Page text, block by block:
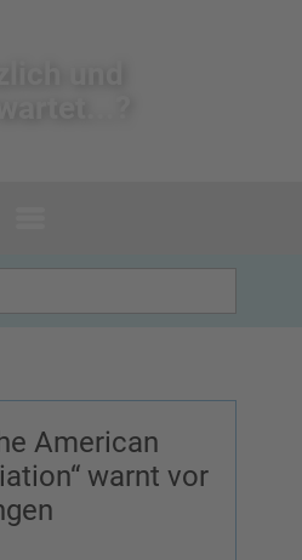
American
warnt vor